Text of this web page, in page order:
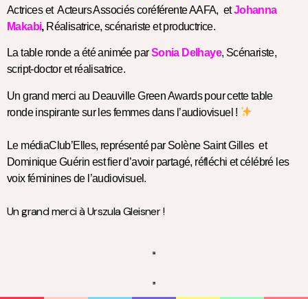
Actrices et Acteurs Associés coréférente AAFA, etJohanna
Makabi,Réalisatrice, scénariste et productrice.
La table ronde a été animée parSonia Delhaye, Scénariste,
script-doctor et réalisatrice.
Un grand merci au Deauville Green Awards pour cette table
ronde inspirante sur les femmes dans l’audiovisuel !
Le médiaClub’Elles, représenté par Solène Saint Gilles et
Dominique Guérin est fier d’avoir partagé, réfléchi et célébré les
voix féminines de l’audiovisuel.
Un grand merci à Urszula Gleisner !